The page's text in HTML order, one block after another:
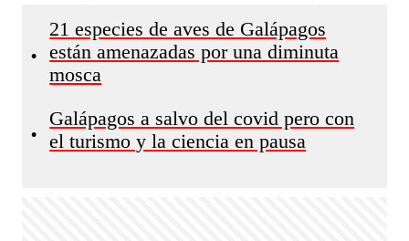
•
21 especies de aves de Galápagos
están amenazadas por una diminuta
mosca
•
Galápagos a salvo del covid pero con
el turismo y la ciencia en pausa